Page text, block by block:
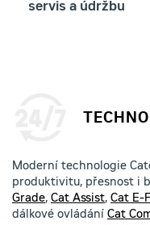
servis a údržbu
Moderní technologie
produktivitu, přesnost i
Grade, Cat Assist, Cat E-
dálkové ovládání Cat